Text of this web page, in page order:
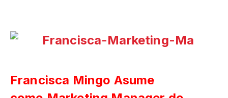
Francisca Mingo Asume